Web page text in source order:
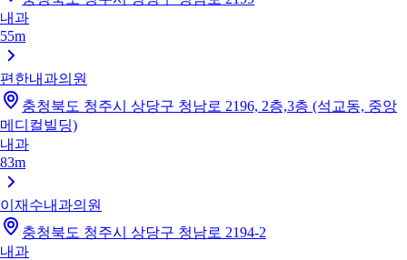
내과
55m
편한내과의원
충청북도 청주시 상당구 청남로 2196, 2층,3층 (석교동, 중앙
메디컬빌딩)
내과
83m
이재수내과의원
충청북도 청주시 상당구 청남로 2194-2
내과